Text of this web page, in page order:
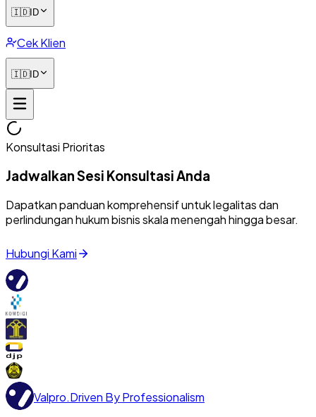
🇮🇩ID
Cek Klien
🇮🇩ID
Konsultasi Prioritas
Jadwalkan Sesi Konsultasi Anda
Dapatkan panduan komprehensif untuk legalitas dan
perlindungan hukum bisnis skala menengah hingga besar.
Hubungi Kami
Valpro.Driven By Professionalism